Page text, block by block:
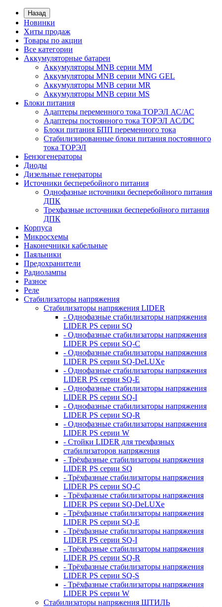
Назад
Новинки
Хиты продаж
Товары по акции
Все категории
Аккумуляторные батареи
Аккумуляторы MNB серии MM
Аккумуляторы MNB серии MNG GEL
Аккумуляторы MNB серии MR
Аккумуляторы MNB серии MS
Блоки питания
Адаптеры переменного тока ТОРЭЛ АС/АС
Адаптеры постоянного тока ТОРЭЛ AC/DC
Блоки питания БПП переменного тока
Стабилизированные блоки питания постоянного
тока ТОРЭЛ
Бензогенераторы
Диоды
Дизельные генераторы
Источники бесперебойного питания
Однофазные источники бесперебойного питания
ДПК
Трехфазные источники бесперебойного питания
ДПК
Корпуса
Микросхемы
Наконечники кабельные
Паяльники
Предохранители
Радиолампы
Разное
Реле
Стабилизаторы напряжения
Стабилизаторы напряжения LIDER
- Однофазные стабилизаторы напряжения
LIDER PS серии SQ
- Однофазные стабилизаторы напряжения
LIDER PS серии SQ-C
- Однофазные стабилизаторы напряжения
LIDER PS серии SQ-DeLUXe
- Однофазные стабилизаторы напряжения
LIDER PS серии SQ-E
- Однофазные стабилизаторы напряжения
LIDER PS серии SQ-I
- Однофазные стабилизаторы напряжения
LIDER PS серии SQ-R
- Однофазные стабилизаторы напряжения
LIDER PS серии W
- Стойки LIDER для трехфазных
стабилизаторов напряжения
- Трёхфазные стабилизаторы напряжения
LIDER PS серии SQ
- Трёхфазные стабилизаторы напряжения
LIDER PS серии SQ-C
- Трёхфазные стабилизаторы напряжения
LIDER PS серии SQ-DeLUXe
- Трёхфазные стабилизаторы напряжения
LIDER PS серии SQ-E
- Трёхфазные стабилизаторы напряжения
LIDER PS серии SQ-I
- Трёхфазные стабилизаторы напряжения
LIDER PS серии SQ-R
- Трёхфазные стабилизаторы напряжения
LIDER PS серии SQ-S
- Трёхфазные стабилизаторы напряжения
LIDER PS серии W
Стабилизаторы напряжения ШТИЛЬ